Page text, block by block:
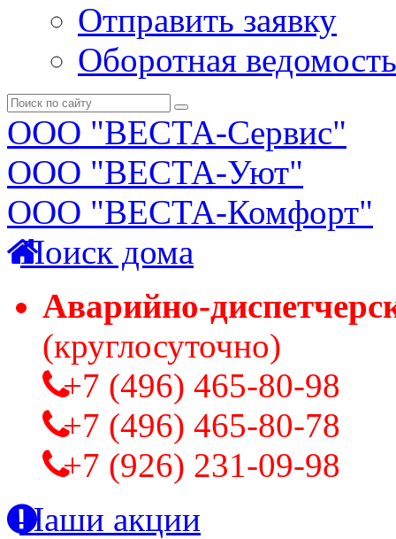
Отправить заявку
Оборотная ведомость
ООО "ВЕСТА-Сервис"
ООО "ВЕСТА-Уют"
ООО "ВЕСТА-Комфорт"
Поиск дома
Аварийно-
(круглосуточно)
+7 (496) 465-80-98
+7 (496) 465-80-78
+7 (926) 231-09-98
Наши акции